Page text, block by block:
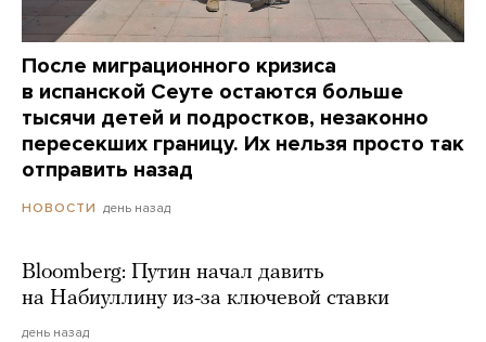
После миграционного кризиса
в испанской Сеуте остаются больше
тысячи детей и подростков, незаконно
пересекших границу. Их нельзя просто так
отправить назад
НОВОСТИ день назад
Bloomberg: Путин начал давить
на Набиуллину из-за ключевой ставки
день назад